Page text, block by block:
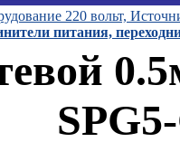
220 вольт,
питания,